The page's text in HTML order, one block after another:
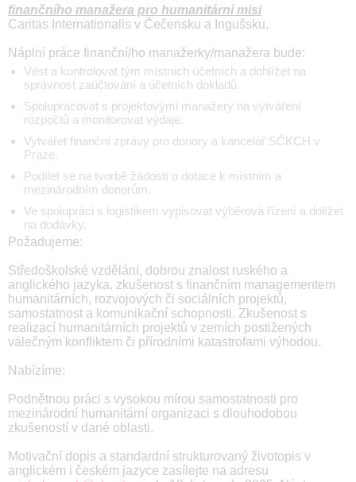
finančního manažera pro humanitární misi
Caritas Internationalis v Čečensku a Ingušsku.
Náplní práce finanční/ho manažerky/manažera bude:
Vést a kontrolovat tým místních účetních a dohlížet na
správnost zaúčtování a účetních dokladů.
Spolupracovat s projektovými manažery na vytváření
rozpočtů a monitorovat výdaje.
Vytvářet finanční zprávy pro donory a kancelář SČKCH v
Praze.
Podílet se na tvorbě žádostí o dotace k místním a
mezinárodním donorům.
Ve spolupráci s logistikem vypisovat výběrová řízení a dolížet
na dodávky.
Požadujeme:
Středoškolské vzdělání, dobrou znalost ruského a
anglického jazyka, zkušenost s finančním managementem
humanitárních, rozvojových či sociálních projektů,
samostatnost a komunikační schopnosti. Zkušenost s
realizací humanitárních projektů v zemích postižených
válečným konfliktem či přírodními katastrofami výhodou.
Nabízíme:
Podnětnou práci s vysokou mírou samostatnosti pro
mezinárodní humanitární organizaci s dlouhodobou
zkušeností v dané oblasti.
Motivační dopis a standardní strukturovaný životopis v
anglickém i českém jazyce zasílejte na adresu